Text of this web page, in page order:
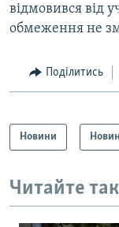
відмовився від
обмеження не
Поділитись
Новини
Читайте